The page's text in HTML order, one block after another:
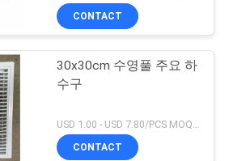
CONTACT
30x30cm 수영풀 주요 하
수구
USD 1.00 - USD 7.80/PCS MOQ:1 PC
CONTACT